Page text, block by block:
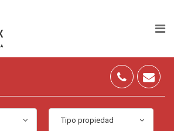
Tipo propiedad